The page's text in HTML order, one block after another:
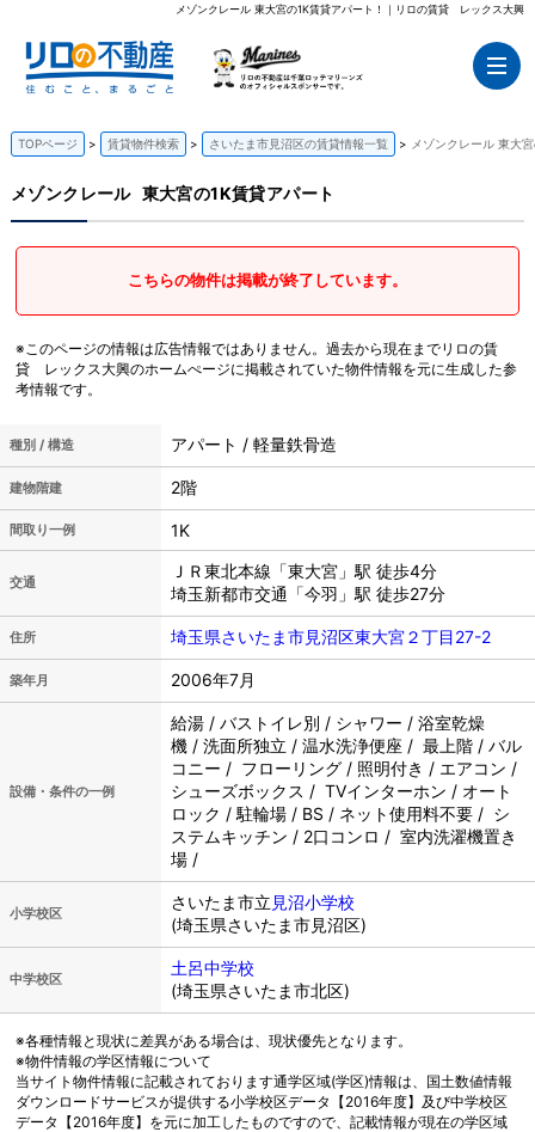
メゾンクレール 東大宮の1K賃貸アパート！｜リロの賃貸 レックス大興
TOPページ 賃貸物件検索 さいたま市見沼区の賃貸情報一覧 メゾンクレール 東大
メゾンクレール 東大宮の1K賃貸アパート
こちらの物件は掲載が終了しています。
※このページの情報は広告情報ではありません。過去から現在までリロの賃
貸 レックス大興のホームぺージに掲載されていた物件情報を元に生成した参
考情報です。
種別 / 構造 アパート / 軽量鉄骨造
建物階建 2階
間取り一例 1K
交通
ＪＲ東北本線「東大宮」駅 徒歩4分
埼玉新都市交通「今羽」駅 徒歩27分
住所 埼玉県さいたま市見沼区東大宮２丁目27-2
築年月 2006年7月
設備・条件の一例
給湯 / バストイレ別 / シャワー / 浴室乾燥
機 / 洗面所独立 / 温水洗浄便座 / 最上階 / バル
コニー / フローリング / 照明付き / エアコン /
シューズボックス / TVインターホン / オート
ロック / 駐輪場 / BS / ネット使用料不要 / シ
ステムキッチン / 2口コンロ / 室内洗濯機置き
場 /
小学校区
さいたま市立 見沼小学校
(埼玉県さいたま市見沼区)
中学校区
土呂中学校
(埼玉県さいたま市北区)
※各種情報と現状に差異がある場合は、現状優先となります。
※物件情報の学区情報について
当サイト物件情報に記載されております通学区域(学区)情報は、国土数値情報
ダウンロードサービスが提供する小学校区データ【2016年度】及び中学校区
データ【2016年度】を元に加工したものですので、記載情報が現在の学区域